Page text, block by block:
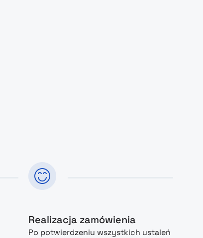
Realizacja zamówienia
Po potwierdzeniu wszystkich ustaleń